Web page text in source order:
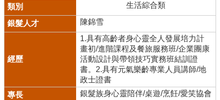
生活綜合類
陳錦雪
1.具有高齡者身心靈全人發展培力計
畫初/進階課程及餐旅服務班/企業團康
活動設計與帶領技巧實務班結訓證
書。2.具有元氣樂齡專業人員講師/地
政士證書
銀髮族身心靈陪伴/桌遊/烹飪/愛笑協會